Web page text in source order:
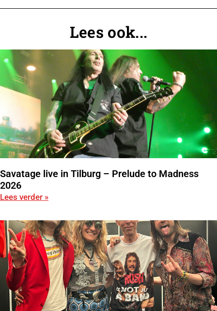
Lees ook...
Savatage live in Tilburg – Prelude to Madness
2026
Lees verder »